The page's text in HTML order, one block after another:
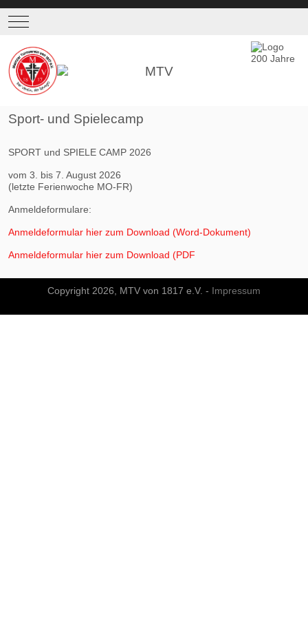
Mobile Menu Toggle
Sport- und Spielecamp
SPORT und SPIELE CAMP 2026
vom 3. bis 7. August 2026
(letzte Ferienwoche MO-FR)
Anmeldeformulare:
Anmeldeformular hier zum Download (Word-Dokument)
Anmeldeformular hier zum Download (PDF
Copyright 2026, MTV von 1817 e.V. - Impressum